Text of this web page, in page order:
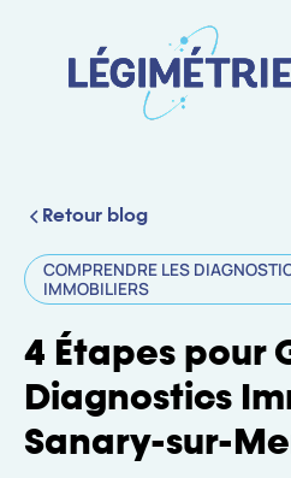
Retour blog
COMPRENDRE LES
IMMOBILIERS
4 Étapes pour
Diagnostics
Sanary-sur-